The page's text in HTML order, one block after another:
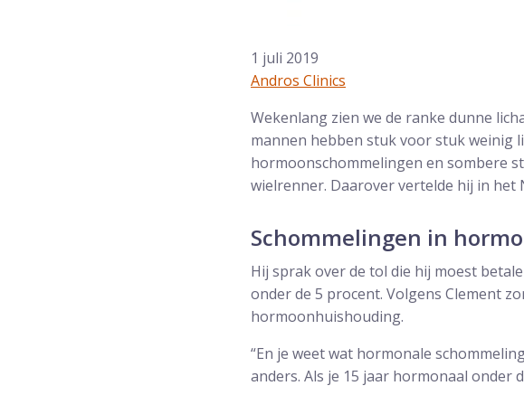
1 juli 2019
Andros Clinics
Wekenlang zien we de ranke dunne
mannen hebben stuk voor stuk weinig
hormoonschommelingen en sombere
wielrenner. Daarover vertelde hij in het
Schommelingen in
Hij sprak over de tol die hij moest
onder de 5 procent. Volgens Clement
hormoonhuishouding.
“En je weet wat hormonale
anders. Als je 15 jaar hormonaal onder